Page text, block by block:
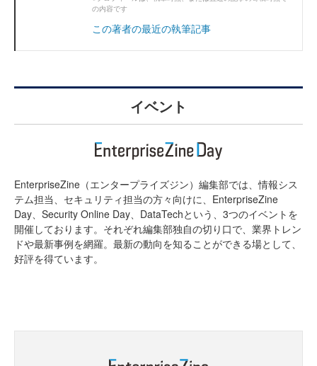
の内容です
この著者の最近の執筆記事
イベント
EnterpriseZine（エンタープライズジン）編集部では、情報シス
テム担当、セキュリティ担当の方々向けに、EnterpriseZine
Day、Security Online Day、DataTechという、3つのイベントを
開催しております。それぞれ編集部独自の切り口で、業界トレン
ドや最新事例を網羅。最新の動向を知ることができる場として、
好評を得ています。